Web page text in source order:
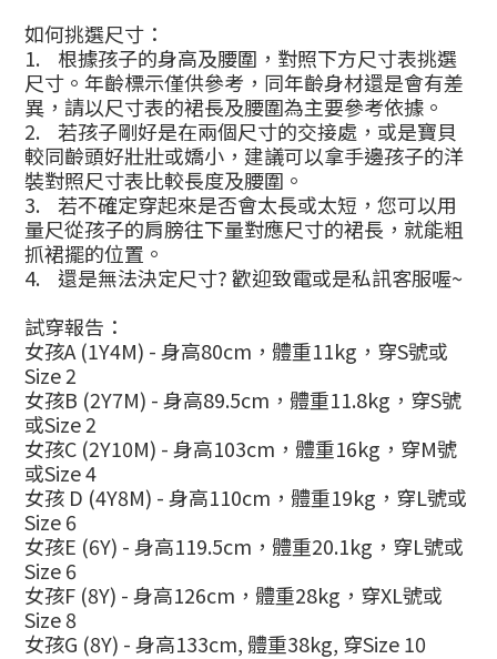
如何挑選尺寸：
1. 根據孩子的身高及腰圍，對照下方尺寸表挑選
尺寸。年齡標示僅供參考，同年齡身材還是會有差
異，請以尺寸表的裙長及腰圍為主要參考依據。
2. 若孩子剛好是在兩個尺寸的交接處，或是寶貝
較同齡頭好壯壯或嬌小，建議可以拿手邊孩子的洋
裝對照尺寸表比較長度及腰圍。
3. 若不確定穿起來是否會太長或太短，您可以用
量尺從孩子的肩膀往下量對應尺寸的裙長，就能粗
抓裙擺的位置。
4. 還是無法決定尺寸?歡迎致電或是私訊客服喔~
試穿報告：
女孩A (1Y4M) -身高80cm ，體重11kg ，穿S號或
Size 2
女孩B (2Y7M) -身高89.5cm ，體重11.8kg ，穿S號
或Size 2
女孩C (2Y10M) -身高103cm ，體重16kg ，穿M號
或Size 4
女孩 D (4Y8M) -身高110cm ，體重19kg ，穿L號或
Size 6
女孩E (6Y) -身高119.5cm ，體重20.1kg ，穿L號或
Size 6
女孩F (8Y) -身高126cm ，體重28kg ，穿XL號或
Size 8
女孩G (8Y) -身高133cm, 體重38kg, 穿Size 10